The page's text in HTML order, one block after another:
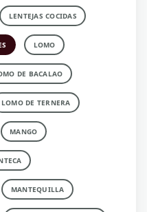
LENTEJAS COCIDAS
LOMO
DE BACALAO
LOMO DE TERNERA
MANGO
MANTEQUILLA